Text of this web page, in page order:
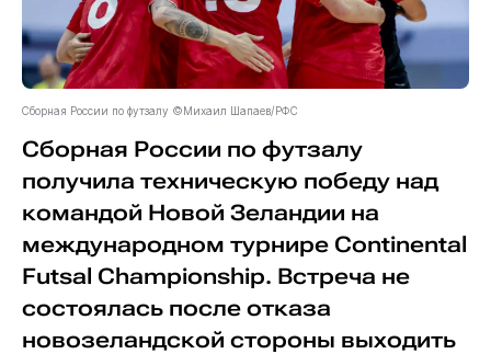
Сборная России по футзалу ©Михаил Шапаев/РФС
Сборная России по футзалу
получила техническую победу над
командой Новой Зеландии на
международном турнире Continental
Futsal Championship. Встреча не
состоялась после отказа
новозеландской стороны выходить